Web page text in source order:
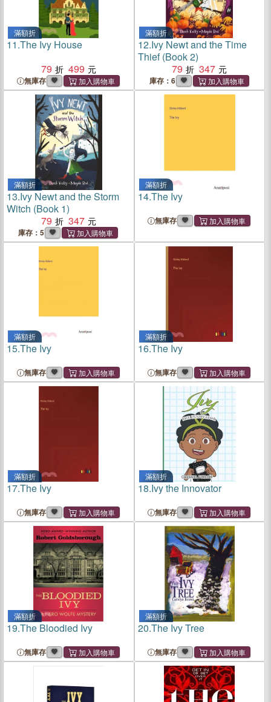
滿額折
11.The Ivy House
79
499
無庫存
滿額折
12.Ivy Newt and the Time
Thief (Book 2)
79
347
庫存：6
滿額折
13.Ivy Newt and the Storm
Witch (Book 1)
79
347
庫存：5
滿額折
14.The Ivy
無庫存
滿額折
15.The Ivy
無庫存
滿額折
16.The Ivy
無庫存
滿額折
17.The Ivy
無庫存
滿額折
18.Ivy the Innovator
無庫存
滿額折
19.The Bloodied Ivy
無庫存
滿額折
20.The Ivy Tree
無庫存